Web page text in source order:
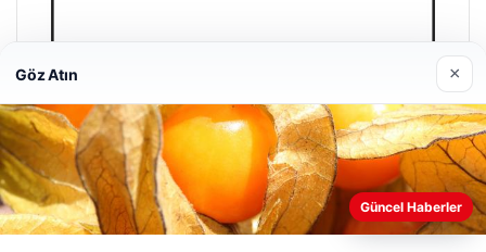
Enes Kaplan Avukatlık Bürosu
04/28/2026
Göz Atın ×
Güncel Haberler